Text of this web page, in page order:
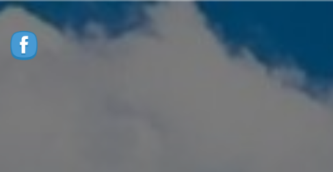
Przejdź
treści